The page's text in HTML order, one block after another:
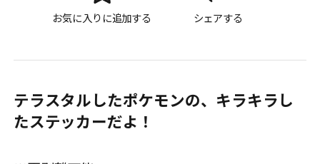
お気に入りに追加する シェアする
テラスタルしたポケモンの、キラキラし
たステッカーだよ！